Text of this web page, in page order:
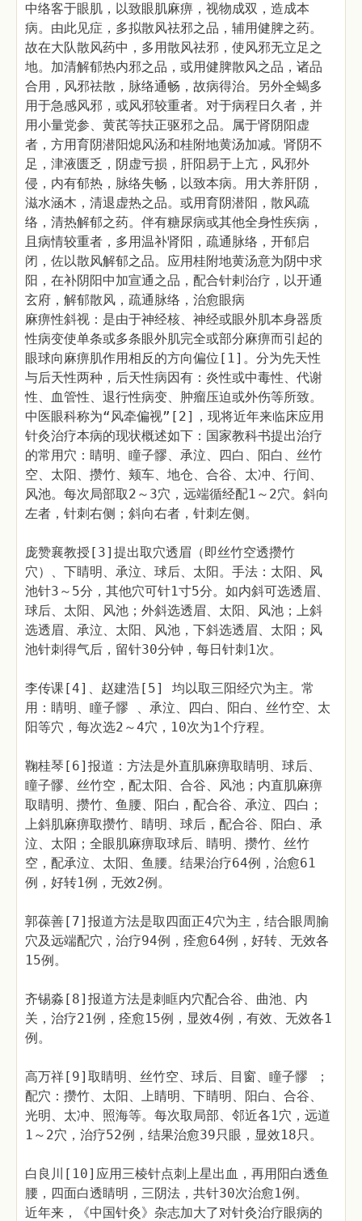
中络客于眼肌，以致眼肌麻痹，视物成双，造成本
病。由此见症，多拟散风祛邪之品，辅用健脾之药。
故在大队散风药中，多用散风祛邪，使风邪无立足之
地。加清解郁热内邪之品，或用健脾散风之品，诸品
合用，风邪祛散，脉络通畅，故病得治。另外全蝎多
用于急感风邪，或风邪较重者。对于病程日久者，并
用小量党参、黄芪等扶正驱邪之品。属于肾阴阳虚
者，方用育阴潜阳熄风汤和桂附地黄汤加减。肾阴不
足，津液匮乏，阴虚亏损，肝阳易于上亢，风邪外
侵，内有郁热，脉络失畅，以致本病。用大养肝阴，
滋水涵木，清退虚热之品。或用育阴潜阳，散风疏
络，清热解郁之药。伴有糖尿病或其他全身性疾病，
且病情较重者，多用温补肾阳，疏通脉络，开郁启
闭，佐以散风解郁之品。应用桂附地黄汤意为阴中求
阳，在补阴阳中加宣通之品，配合针剌治疗，以开通
玄府，解郁散风，疏通脉络，治愈眼病
麻痹性斜视：是由于神经核、神经或眼外肌本身器质
性病变使单条或多条眼外肌完全或部分麻痹而引起的
眼球向麻痹肌作用相反的方向偏位[1]。分为先天性
与后天性两种，后天性病因有：炎性或中毒性、代谢
性、血管性、退行性病变、肿瘤压迫或外伤等所致。
中医眼科称为“风牵偏视”[2]，现将近年来临床应用
针灸治疗本病的现状概述如下：国家教科书提出治疗
的常用穴：睛明、瞳子髎、承泣、四白、阳白、丝竹
空、太阳、攒竹、颊车、地仓、合谷、太冲、行间、
风池。每次局部取2～3穴，远端循经配1～2穴。斜向
左者，针刺右侧；斜向右者，针刺左侧。
庞赞襄教授[3]提出取穴透眉（即丝竹空透攒竹
穴）、下睛明、承泣、球后、太阳。手法：太阳、风
池针3～5分，其他穴可针1寸5分。如内斜可选透眉、
球后、太阳、风池；外斜选透眉、太阳、风池；上斜
选透眉、承泣、太阳、风池，下斜选透眉、太阳；风
池针刺得气后，留针30分钟，每日针刺1次。
李传课[4]、赵建浩[5] 均以取三阳经穴为主。常
用：睛明、瞳子髎 、承泣、四白、阳白、丝竹空、太
阳等穴，每次选2～4穴，10次为1个疗程。
鞠桂琴[6]报道：方法是外直肌麻痹取睛明、球后、
瞳子髎、丝竹空，配太阳、合谷、风池；内直肌麻痹
取睛明、攒竹、鱼腰、阳白，配合谷、承泣、四白；
上斜肌麻痹取攒竹、睛明、球后，配合谷、阳白、承
泣、太阳；全眼肌麻痹取球后、睛明、攒竹、丝竹
空，配承泣、太阳、鱼腰。结果治疗64例，治愈61
例，好转1例，无效2例。
郭葆善[7]报道方法是取四面正4穴为主，结合眼周腧
穴及远端配穴，治疗94例，痊愈64例，好转、无效各
15例。
齐锡淼[8]报道方法是刺眶内穴配合谷、曲池、内
关，治疗21例，痊愈15例，显效4例，有效、无效各1
例。
高万祥[9]取睛明、丝竹空、球后、目窗、瞳子髎 ；
配穴：攒竹、太阳、上睛明、下睛明、阳白、合谷、
光明、太冲、照海等。每次取局部、邻近各1穴，远道
1～2穴，治疗52例，结果治愈39只眼，显效18只。
白良川[10]应用三棱针点刺上星出血，再用阳白透鱼
腰，四面白透睛明，三阴法，共针30次治愈1例。
近年来，《中国针灸》杂志加大了对针灸治疗眼病的